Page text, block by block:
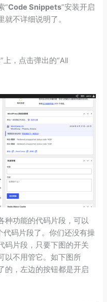
“Code Snippets”安装开启
不详细说明了。
上，点击弹出的“All
种功能的代码片段，可以
代码片段了。你们还没有操
码片段，只要下图的开关
以不用管它。如下图所
的，左边的按钮都是开启